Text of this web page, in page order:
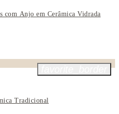
com Anjo em Cerâmica Vidrada
Tradicional